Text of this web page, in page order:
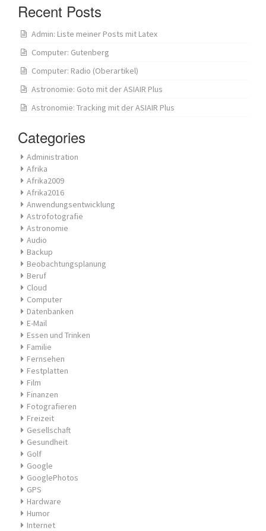
Recent Posts
Admin: Liste meiner Posts mit Latex
Computer: Gutenberg
Computer: Radio (Oberartikel)
Astronomie: Goto mit der ASIAIR Plus
Astronomie: Tracking mit der ASIAIR Plus
Categories
Administration
Afrika
Afrika2009
Afrika2016
Anwendungsentwicklung
Astrofotografie
Astronomie
Audio
Backup
Beobachtungsplanung
Beruf
Cloud
Computer
Datenbanken
E-Mail
Essen und Trinken
Familie
Fernsehen
Festplatten
Film
Finanzen
Fotografieren
Freizeit
Gesellschaft
Gesundheit
Golf
Google
GooglePhotos
GPS
Hardware
Humor
Internet